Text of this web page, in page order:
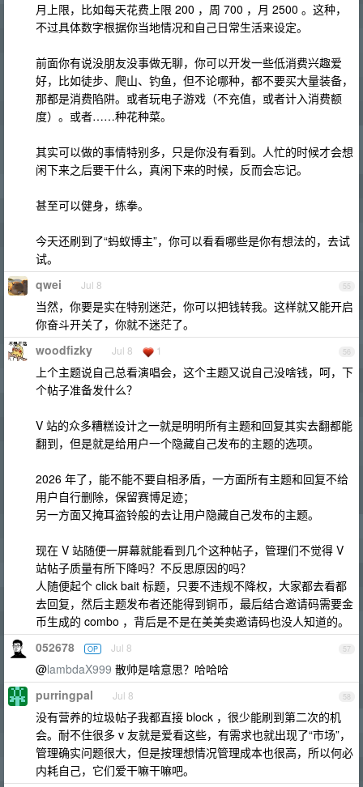
月上限，比如每天花费上限 200 ，周 700 ，月 2500 。这种，
不过具体数字根据你当地情况和自己日常生活来设定。
前面你有说没朋友没事做无聊，你可以开发一些低消费兴趣爱
好，比如徒步、爬山、钓鱼，但不论哪种，都不要买大量装备，
那都是消费陷阱。或者玩电子游戏（不充值，或者计入消费额
度）。或者……种花种菜。
其实可以做的事情特别多，只是你没有看到。人忙的时候才会想
闲下来之后要干什么，真闲下来的时候，反而会忘记。
甚至可以健身，练拳。
今天还刷到了“蚂蚁博主”，你可以看看哪些是你有想法的，去试
试。
55
qwei Jul 8
当然，你要是实在特别迷茫，你可以把钱转我。这样就又能开启
你奋斗开关了，你就不迷茫了。
56
woodfizky Jul 8 1
上个主题说自己总看演唱会，这个主题又说自己没啥钱，呵，下
个帖子准备发什么？
V 站的众多糟糕设计之一就是明明所有主题和回复其实去翻都能
翻到，但是就是给用户一个隐藏自己发布的主题的选项。
2026 年了，能不能不要自相矛盾，一方面所有主题和回复不给
用户自行删除，保留赛博足迹；
另一方面又掩耳盗铃般的去让用户隐藏自己发布的主题。
现在 V 站随便一屏幕就能看到几个这种帖子，管理们不觉得 V
站帖子质量有所下降吗？不反思原因的吗？
人随便起个 click bait 标题，只要不违规不降权，大家都去看都
去回复，然后主题发布者还能得到铜币，最后结合邀请码需要金
币生成的 combo ，背后是不是在美美卖邀请码也没人知道的。
57
052678 OP Jul 8
@lambdaX999 散帅是啥意思？哈哈哈
58
purringpal Jul 8
没有营养的垃圾帖子我都直接 block ，很少能刷到第二次的机
会。耐不住很多 v 友就是爱看这些，有需求也就出现了“市场”，
管理确实问题很大，但是按理想情况管理成本也很高，所以何必
内耗自己，它们爱干嘛干嘛吧。